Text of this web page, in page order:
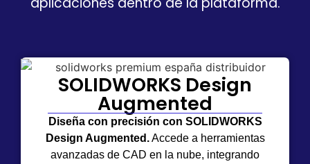
SOLIDWORKS Design
Augmented
Diseña con precisión con SOLIDWORKS
Design Augmented.Accede a herramientas
avanzadas de CAD en la nube, integrando